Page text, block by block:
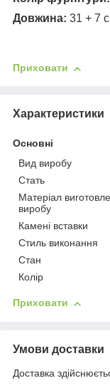
Довжина: 31 + 7
Приховати
Характеристики
Основні
Вид виробу
Стать
Матеріал
виробу
Камені вставки
Стиль виконання
Стан
Колір
Приховати
Умови доставки
Доставка